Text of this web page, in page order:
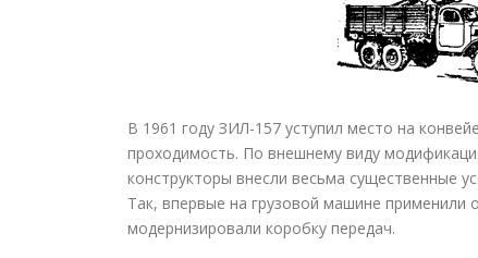
В 1961 году ЗИЛ-157 уступил место на
проходимость. По внешнему виду
конструкторы внесли весьма существенные
Так, впервые на грузовой машине применили
модернизировали коробку передач.